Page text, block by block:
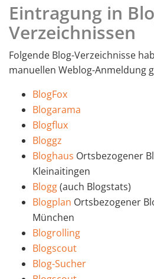
Eintragung in
Verzeichnissen
Folgende Blog-Verzeichnisse
manuellen Weblog-Anmeldung
BlogFox
Blogarama
Blogflux
Bloggz
Bloghaus Ortsbezogener
Kleinaitingen
Blogg(auch Blogstats)
Blogplan Ortsbezogener
München
Blogrolling
Blogscout
Blog-Sucher